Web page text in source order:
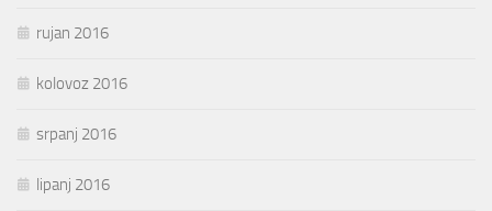
rujan 2016
kolovoz 2016
srpanj 2016
lipanj 2016